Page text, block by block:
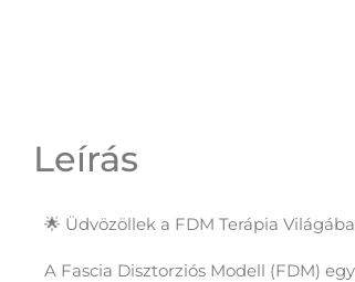
Leírás
🌟 Üdvözöllek a FDM Terápia
A Fascia Disztorziós Modell (FDM)